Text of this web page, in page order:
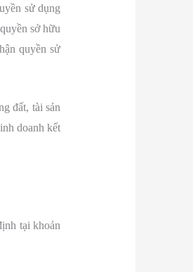
sử dụng
sở hữu
quyền sử
đất, tài sản
doanh kết
tại khoản